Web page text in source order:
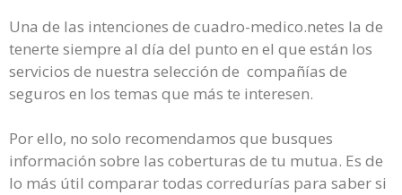
Una de las intenciones de cuadro-medico.netes la de
tenerte siempre al día del punto en el que están los
servicios de nuestra selección de compañías de
seguros en los temas que más te interesen.
Por ello, no solo recomendamos que busques
información sobre las coberturas de tu mutua. Es de
lo más útil comparar todas corredurías para saber si